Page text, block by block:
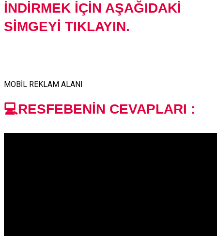
İNDİRMEK İÇİN AŞAĞIDAKİ
SİMGEYİ TIKLAYIN.
MOBİL REKLAM ALANI
💻RESFEBENİN CEVAPLARI :